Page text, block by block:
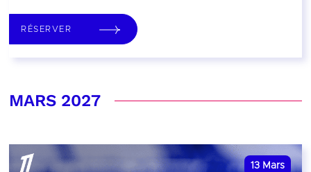
RÉSERVER
MARS 2027
13 Mars